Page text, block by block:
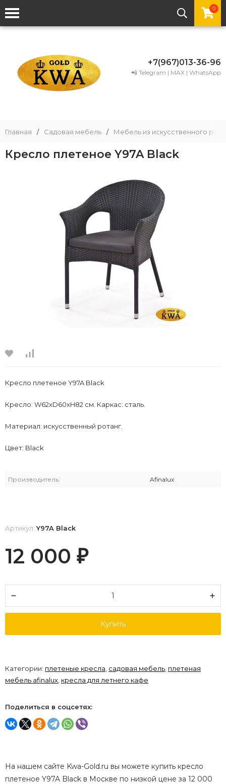
0
+7(967)013-36-96
📲 Telegram | MAX | WhatsApp
Главная / Садовая мебель / Мебель из искусственного
Кресло плетеное Y97A Black
Кресло плетеное Y97A Black
Кресло: W62xD60xH82 см. Каркас: сталь.
Материал: искусственный ротанг.
Цвет: Black
Производитель: Afinalux
Артикул:Y97A Black
12 000 ₽
Купить
Категории: плетеные кресла садовая мебель плетеная
мебель afinalux кресла для летнего кафе
Поделиться в соцсетях:
На нашем сайте Kwa-Gold.ru вы можете купить кресло
плетеное Y97A Black в Москве по низкой цене за 12 000